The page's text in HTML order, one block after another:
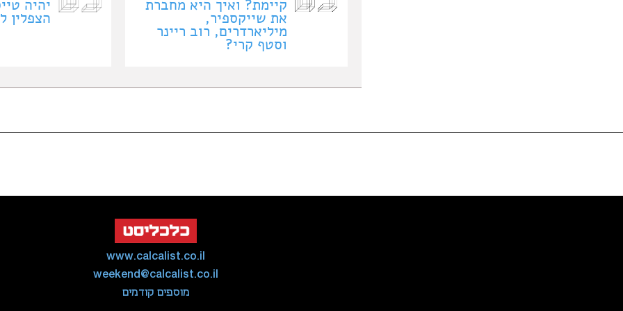
קיימת? ואיך היא מחברת
את שייקספיר,
מיליארדרים, רוב ריינר
וסטף קרי?
יהיה
הצפלין
www.calcalist.co.il
weekend@calcalist.co.il
מוספים קודמים